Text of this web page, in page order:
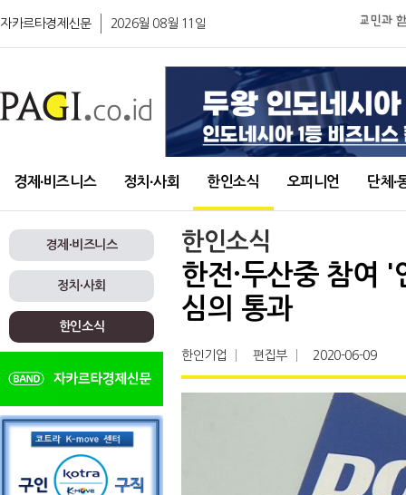
자카르타경제신문 2026월 08월 11일
경제∙비즈니스 정치∙사회 한인소식 오피니언 단체∙
경제∙비즈니스
정치∙사회
한인소식
한인소식
한전·두산중 참여
심의 통과
한인기업 편집부 2020-06-09